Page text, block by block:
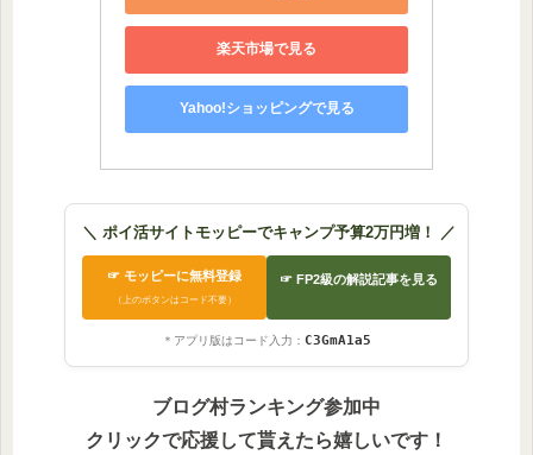
楽天市場で見る
Yahoo!ショッピングで見る
＼ ポイ活サイトモッピーでキャンプ予算2万円増！ ／
☞ モッピーに無料登録
（上のボタンはコード不要）
☞ FP2級の解説記事を見る
＊アプリ版はコード入力： C3GmA1a5
ブログ村ランキング参加中
クリックで応援して貰えたら嬉しいです！